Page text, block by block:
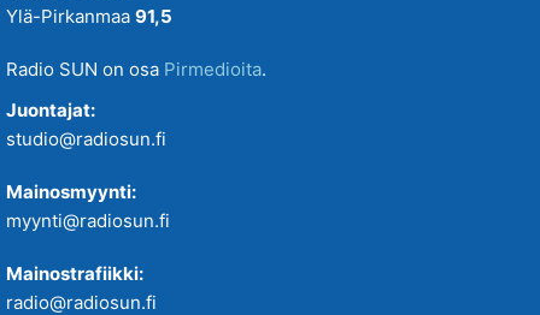
Ylä-Pirkanmaa 91,5
Radio SUN on osa Pirmedioita.
Juontajat:
studio@radiosun.fi
Mainosmyynti:
myynti@radiosun.fi
Mainostrafiikki:
radio@radiosun.fi